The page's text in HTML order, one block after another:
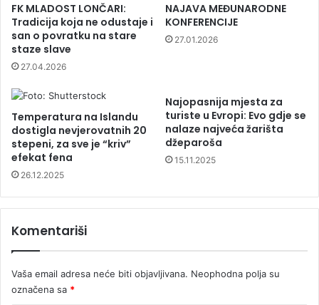
FK MLADOST LONČARI:
Tradicija koja ne odustaje i
san o povratku na stare
staze slave
27.04.2026
NAJAVA MEĐUNARODNE
KONFERENCIJE
27.01.2026
Temperatura na Islandu
dostigla nevjerovatnih 20
stepeni, za sve je “kriv”
efekat fena
26.12.2025
Najopasnija mjesta za
turiste u Evropi: Evo gdje se
nalaze najveća žarišta
džeparoša
15.11.2025
Komentariši
Vaša email adresa neće biti objavljivana. Neophodna polja su
označena sa *